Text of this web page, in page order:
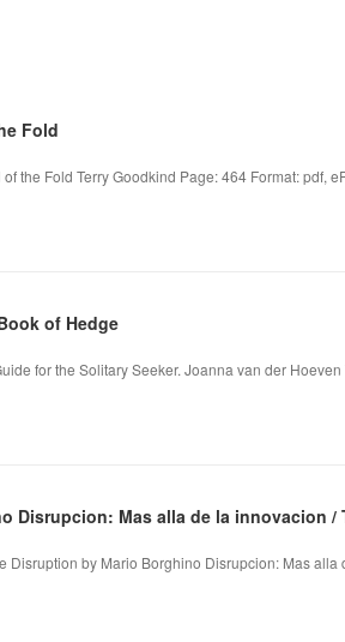
Fold
the Fold Terry Goodkind Page: 464 Format: pdf,
of Hedge
for the Solitary Seeker. Joanna van der
Disrupcion: Mas alla de la innovacion /
Disruption by Mario Borghino Disrupcion: Mas